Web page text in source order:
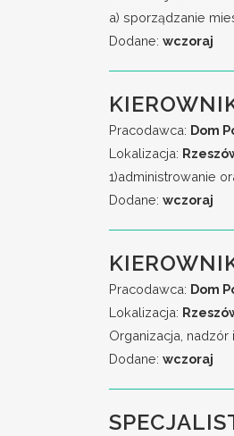
a) sporządzanie
Dodane: wczoraj
Pracodawca: Dom
Lokalizacja:
1)administrowanie
Dodane: wczoraj
Pracodawca: Dom
Lokalizacja:
Organizacja,
Dodane: wczoraj